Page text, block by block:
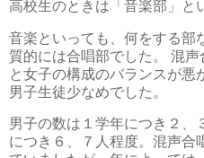
高校生のときは「音楽部」と
音楽といっても、何をする部
質的には合唱部でした。 混
と女子の構成のバランスが悪
男子生徒少なめでした。
男子の数は１学年につき２、
につき６、７人程度。混声合